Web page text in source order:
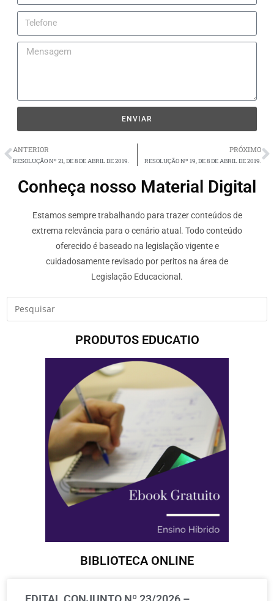
ENVIAR
ANTERIOR
RESOLUÇÃO Nº 21, DE 8 DE ABRIL DE 2019.
PRÓXIMO
RESOLUÇÃO Nº 19, DE 8 DE ABRIL DE 2019.
Conheça nosso Material Digital
Estamos sempre trabalhando para trazer conteúdos de
extrema relevância para o cenário atual. Todo conteúdo
oferecido é baseado na legislação vigente e
cuidadosamente revisado por peritos na área de
Legislação Educacional.
PRODUTOS EDUCATIO
BIBLIOTECA ONLINE